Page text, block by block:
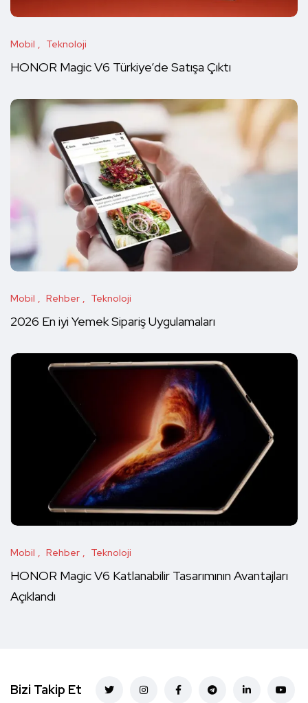
Mobil Teknoloji
HONOR Magic V6 Türkiye’de Satışa Çıktı
Mobil Rehber Teknoloji
2026 En iyi Yemek Sipariş Uygulamaları
Mobil Rehber Teknoloji
HONOR Magic V6 Katlanabilir Tasarımının Avantajları
Açıklandı
Bizi Takip Et